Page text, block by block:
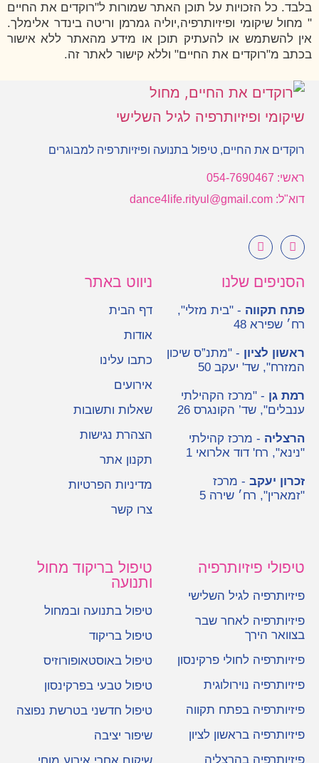
בלבד. כל הזכויות על תוכן האתר שמורות ל"רוקדים את החיים
" מחול שיקומי ופיזיותרפיה,יוליה גמרמן וריטה בינדר אלימלך.
אין להשתמש או להעתיק תוכן או מידע מהאתר ללא אישור
בכתב מ"רוקדים את החיים" וללא קישור לאתר זה.
רוקדים את החיים, טיפול בתנועה ופיזיותרפיה למבוגרים
ראשי: 054-7690467
דוא"ל: dance4life.rityul@gmail.com
הסניפים שלנו
פתח תקווה - "בית מזלי",
רח׳ שפירא 48
ראשון לציון - "מתנ”ס שיכון
המזרח", שד' יעקב 50
רמת גן - "מרכז הקהילתי
ענבלים", שד’ הקונגרס 26
הרצליה - מרכז קהילתי
"נינא", רח' דוד אלרואי 1
זכרון יעקב - מרכז
"זמארין", רח׳ שירה 5
ניווט באתר
דף הבית
אודות
כתבו עלינו
אירועים
שאלות ותשובות
הצהרת נגישות
תקנון אתר
מדיניות הפרטיות
צרו קשר
טיפולי פיזיותרפיה
פיזיותרפיה לגיל השלישי
פיזיותרפיה לאחר שבר
בצוואר הירך
פיזיותרפיה לחולי פרקינסון
פיזיותרפיה נוירולוגית
פיזיותרפיה בפתח תקווה
פיזיותרפיה בראשון לציון
פיזיותרפיה בהרצליה
טיפול בריקוד מחול
ותנועה
טיפול בתנועה ובמחול
טיפול בריקוד
טיפול באוסטאופורוזיס
טיפול טבעי בפרקינסון
טיפול חדשני בטרשת נפוצה
שיפור יציבה